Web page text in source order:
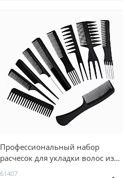
Профессиональный набор
расчесок для укладки волос из
61407